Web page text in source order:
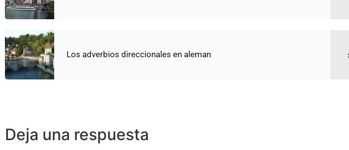
Los adverbios direccionales en aleman
Deja una respuesta